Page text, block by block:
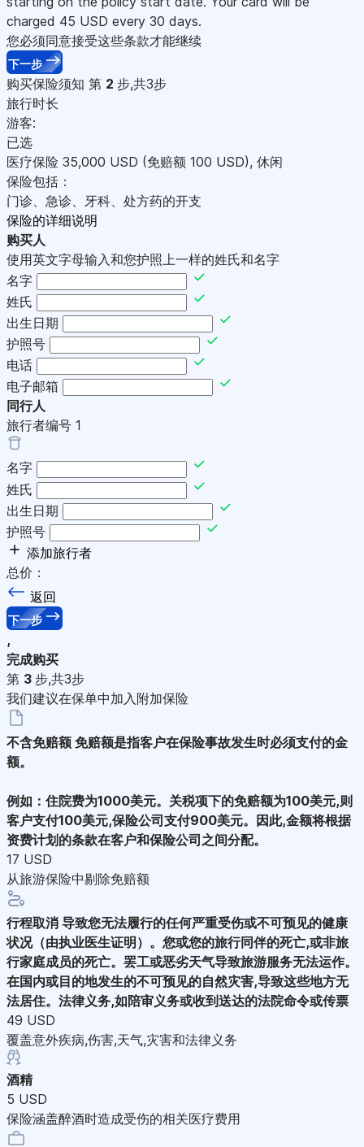
charged 45 USD every 30 days.
您必须同意接受这些条款才能继续
下一步
购买保险须知 第 2 步,共3步
旅行时长
游客:
已选
医疗保险 35,000 USD (免赔额 100 USD), 休闲
保险包括：
门诊、急诊、牙科、处方药的开支
保险的详细说明
购买人
使用英文字母输入和您护照上一样的姓氏和名字
名字
姓氏
出生日期
护照号
电话
电子邮箱
同行人
旅行者编号 1
名字
姓氏
出生日期
护照号
添加旅行者
总价：
返回
下一步
,
完成购买
第 3 步,共3步
我们建议在保单中加入附加保险
不含免赔额 免赔额是指客户在保险事故发生时必须支付的金
额。
例如：住院费为1000美元。关税项下的免赔额为100美元,则
客户支付100美元,保险公司支付900美元。因此,金额将根据
资费计划的条款在客户和保险公司之间分配。
17 USD
从旅游保险中剔除免赔额
行程取消 导致您无法履行的任何严重受伤或不可预见的健康
状况（由执业医生证明）。您或您的旅行同伴的死亡,或非旅
行家庭成员的死亡。罢工或恶劣天气导致旅游服务无法运作。
在国内或目的地发生的不可预见的自然灾害,导致这些地方无
法居住。法律义务,如陪审义务或收到送达的法院命令或传票
49 USD
覆盖意外疾病,伤害,天气,灾害和法律义务
酒精
5 USD
保险涵盖醉酒时造成受伤的相关医疗费用